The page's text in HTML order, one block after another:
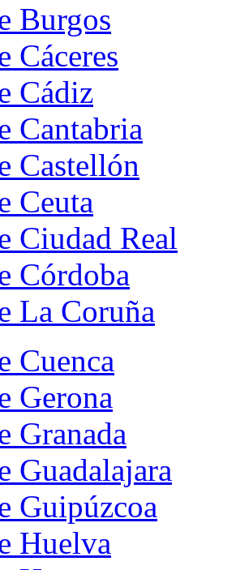
Burgos
Cáceres
Cádiz
Cantabria
Castellón
Ceuta
Ciudad Real
Córdoba
La Coruña
Cuenca
Gerona
Granada
Guadalajara
Guipúzcoa
Huelva